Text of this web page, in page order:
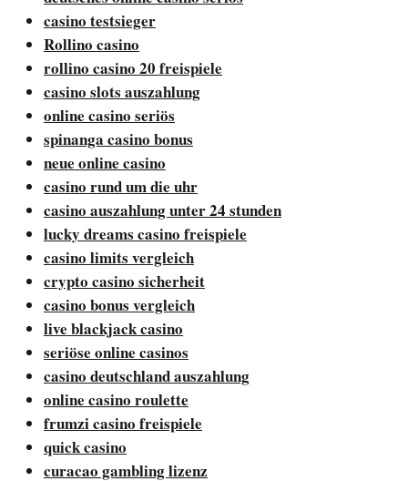
casino testsieger
Rollino casino
rollino casino 20 freispiele
casino slots auszahlung
online casino seriös
spinanga casino bonus
neue online casino
casino rund um die uhr
casino auszahlung unter 24 stunden
lucky dreams casino freispiele
casino limits vergleich
crypto casino sicherheit
casino bonus vergleich
live blackjack casino
seriöse online casinos
casino deutschland auszahlung
online casino roulette
frumzi casino freispiele
quick casino
curacao gambling lizenz